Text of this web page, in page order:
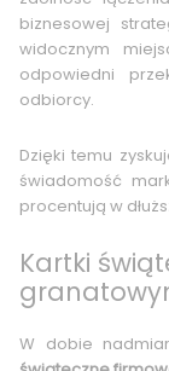
biznesowej
widocznym
odpowiedni
odbiorcy.
Dzięki temu
świadomość
procentują w
Kartki
W dobie